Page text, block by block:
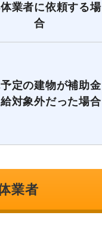
業者に依頼する場
合
定の建物が補助金
対象外だった場合
業者